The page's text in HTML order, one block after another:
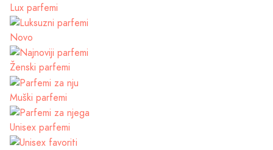
Lux parfemi
Novo
Ženski parfemi
Muški parfemi
Unisex parfemi